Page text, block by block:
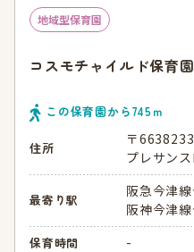
地域型保育園
コスモチャイルド保育
この保育園から745ｍ
住所
〒
プレサン
最寄り駅
阪急今津
阪神今津
保育時間 -